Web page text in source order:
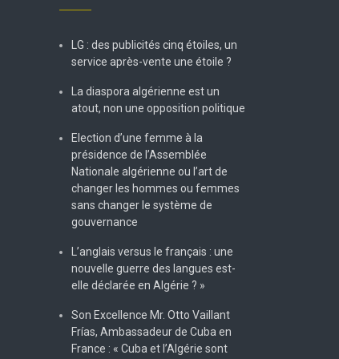
LG : des publicités cinq étoiles, un
service après-vente une étoile ?
La diaspora algérienne est un
atout, non une opposition politique
Election d’une femme à la
présidence de l’Assemblée
Nationale algérienne ou l’art de
changer les hommes ou femmes
sans changer le système de
gouvernance
L’anglais versus le français : une
nouvelle guerre des langues est-
elle déclarée en Algérie ? »
Son Excellence Mr. Otto Vaillant
Frías, Ambassadeur de Cuba en
France : « Cuba et l’Algérie sont